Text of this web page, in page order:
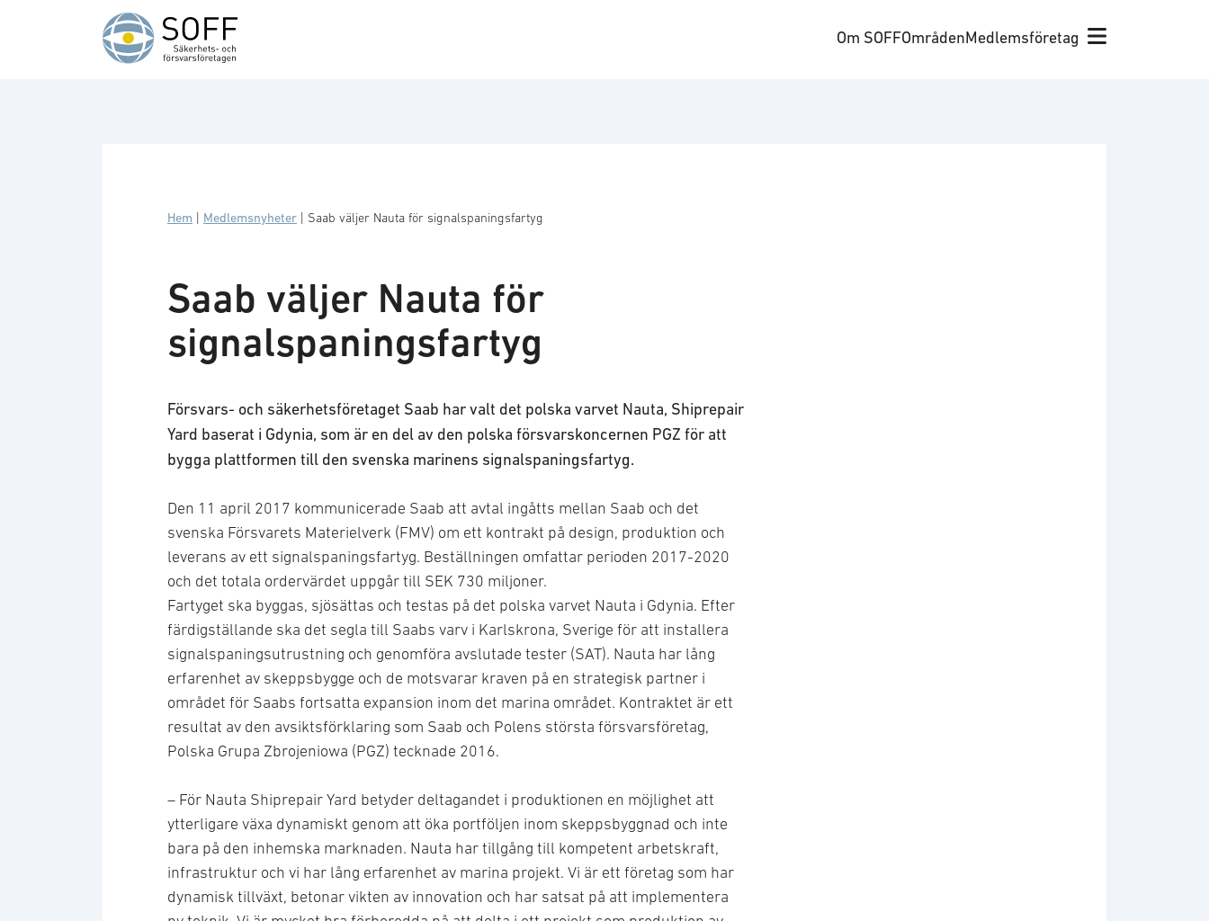
Hoppa till innehåll
Om SOFFOmrådenMedlemsföretag
Hem Medlemsnyheter Saab väljer Nauta för signalspaningsfartyg
Saab väljer Nauta för
signalspaningsfartyg
Försvars- och säkerhetsföretaget Saab har valt det polska varvet Nauta, Shiprepair
Yard baserat i Gdynia, som är en del av den polska försvarskoncernen PGZ för att
bygga plattformen till den svenska marinens signalspaningsfartyg.
Den 11 april 2017 kommunicerade Saab att avtal ingåtts mellan Saab och det
svenska Försvarets Materielverk (FMV) om ett kontrakt på design, produktion och
leverans av ett signalspaningsfartyg. Beställningen omfattar perioden 2017-2020
och det totala ordervärdet uppgår till SEK 730 miljoner.
Fartyget ska byggas, sjösättas och testas på det polska varvet Nauta i Gdynia. Efter
färdigställande ska det segla till Saabs varv i Karlskrona, Sverige för att installera
signalspaningsutrustning och genomföra avslutade tester (SAT). Nauta har lång
erfarenhet av skeppsbygge och de motsvarar kraven på en strategisk partner i
området för Saabs fortsatta expansion inom det marina området. Kontraktet är ett
resultat av den avsiktsförklaring som Saab och Polens största försvarsföretag,
Polska Grupa Zbrojeniowa (PGZ) tecknade 2016.
– För Nauta Shiprepair Yard betyder deltagandet i produktionen en möjlighet att
ytterligare växa dynamiskt genom att öka portföljen inom skeppsbyggnad och inte
bara på den inhemska marknaden. Nauta har tillgång till kompetent arbetskraft,
infrastruktur och vi har lång erfarenhet av marina projekt. Vi är ett företag som har
dynamisk tillväxt, betonar vikten av innovation och har satsat på att implementera